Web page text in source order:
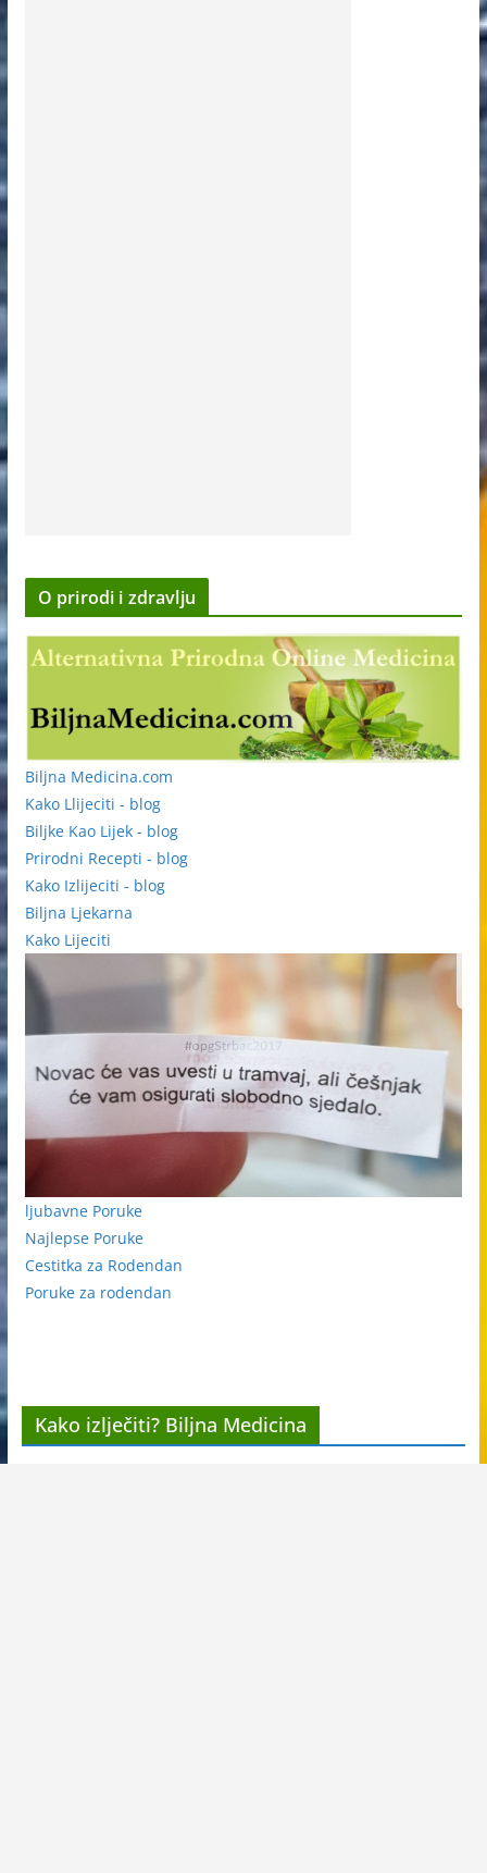
O prirodi i zdravlju
Biljna Medicina.com
Kako Llijeciti - blog
Biljke Kao Lijek - blog
Prirodni Recepti - blog
Kako Izlijeciti - blog
Biljna Ljekarna
Kako Lijeciti
ljubavne Poruke
Najlepse Poruke
Cestitka za Rodendan
Poruke za rodendan
Kako izlječiti? Biljna Medicina